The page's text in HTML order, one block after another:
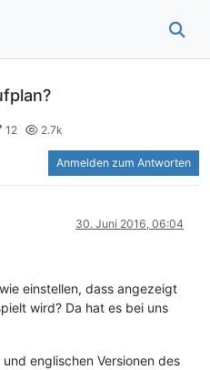
12 2.7k
Anmelden zum Antworten
30. Juni 2016, 06:04
einstellen, dass angezeigt
wird? Da hat es bei uns
englischen Versionen des